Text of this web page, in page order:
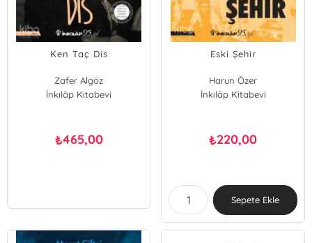
Ken Taç Dis
Zafer Algöz
İnkılâp Kitabevi
₺465,00
Eski Şehir
Harun Özer
İnkılâp Kitabevi
₺220,00
Sepete Ekle